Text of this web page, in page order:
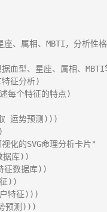
、属相、MBTI，分析性
血型、星座、属相、
征分析)
每个特征的特点)
运势预测)))
化的SVG命理分析卡片"
据库))
征数据库))
))
特征)))
预测)))